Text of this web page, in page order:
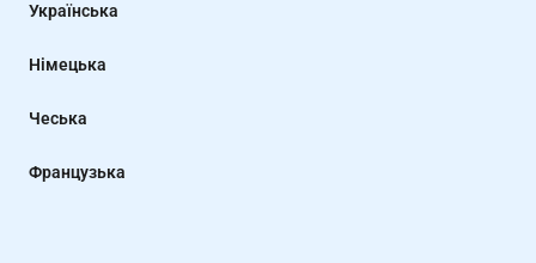
Українська
Німецька
Чеська
Французька